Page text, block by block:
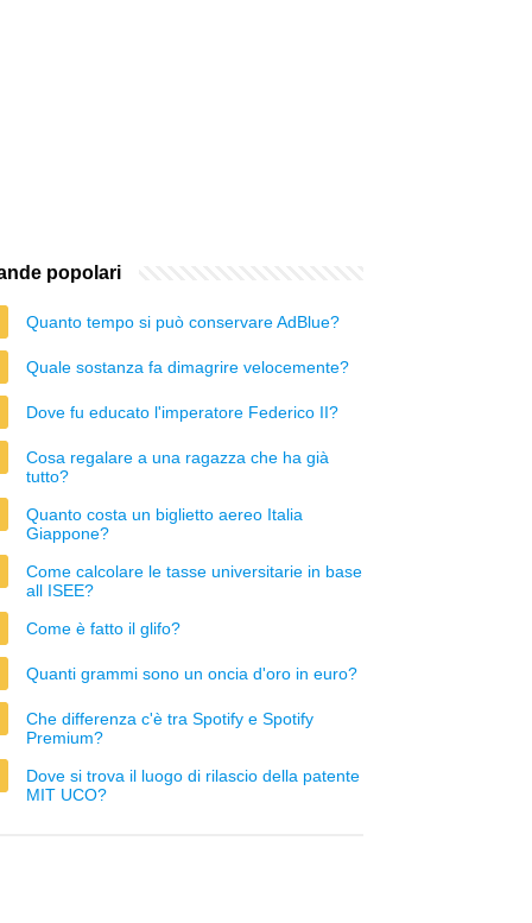
popolari
Quanto tempo si può conservare AdBlue?
Quale sostanza fa dimagrire velocemente?
Dove fu educato l'imperatore Federico II?
Cosa regalare a una ragazza che ha già
tutto?
Quanto costa un biglietto aereo Italia
Giappone?
Come calcolare le tasse universitarie in base
all ISEE?
Come è fatto il glifo?
Quanti grammi sono un oncia d'oro in euro?
Che differenza c'è tra Spotify e Spotify
Premium?
Dove si trova il luogo di rilascio della patente
MIT UCO?